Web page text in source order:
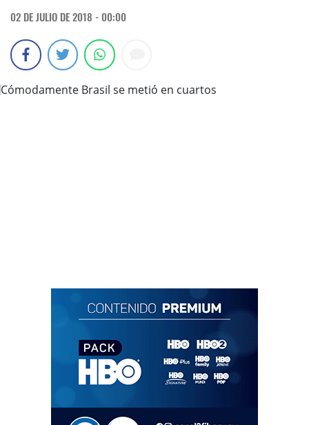
02 DE JULIO DE 2018 - 00:00